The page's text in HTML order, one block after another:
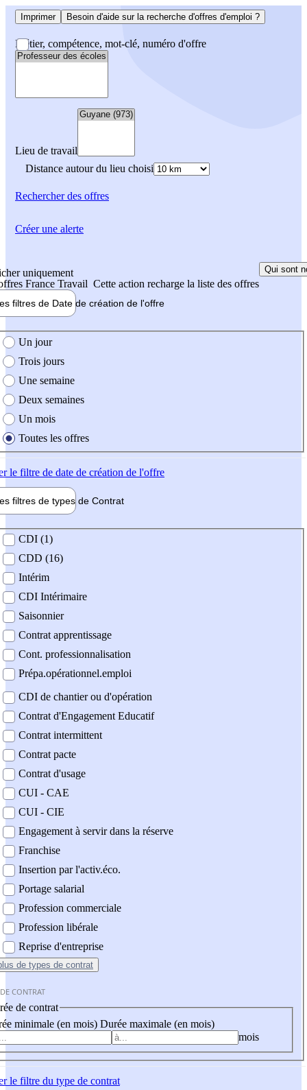
Imprimer Besoin d'aide sur la recherche d'offres d'emploi ?
Métier, compétence, mot-clé, numéro d'offre
Lieu de travail
Distance autour du lieu choisi
Rechercherdes offres
uniquement
France Travail Cette action recharge la liste des offres
Qui sont
filtres de Date de création de l'offre
création de l'offre
Un jour
Trois jours
Une semaine
Deux semaines
Un mois
Toutes les offres
le filtre de date de création de l'offre
filtres de types de Contrat
contrat
CDI (1)
CDD (16)
Intérim
CDI Intérimaire
Saisonnier
Contrat apprentissage
Cont. professionnalisation
Prépa.opérationnel.emploi
CDI de chantier ou d'opération
Contrat d'Engagement Educatif
Contrat intermittent
Contrat pacte
Contrat d'usage
CUI - CAE
CUI - CIE
Engagement à servir dans la réserve
Franchise
Insertion par l'activ.éco.
Portage salarial
Profession commerciale
Profession libérale
Reprise d'entreprise
de types de contrat
CONTRAT
de contrat
minimale (en mois) Durée maximale (en mois)
mois
le filtre du type de contrat
Créer une alerte